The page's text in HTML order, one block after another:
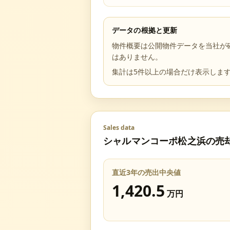
データの根拠と更新
物件概要は公開物件データを当社
はありません。
集計は5件以上の場合だけ表示しま
Sales data
シャルマンコーポ松之浜の売
直近3年の売出中央値
1,420.5 万円